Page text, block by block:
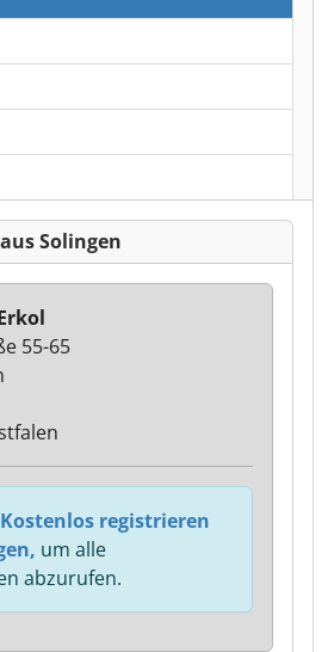
Solingen
55-65
Kostenlos registrieren
um alle
abzurufen.